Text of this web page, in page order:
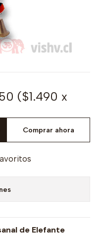
($1.490 x
Comprar ahora
de Elefante